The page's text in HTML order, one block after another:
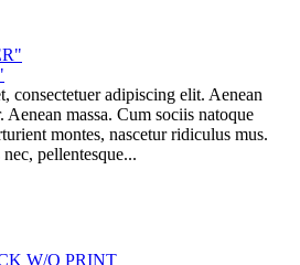
consectetuer adipiscing elit. Aenean
massa. Cum sociis natoque
montes, nascetur ridiculus mus.
pellentesque...